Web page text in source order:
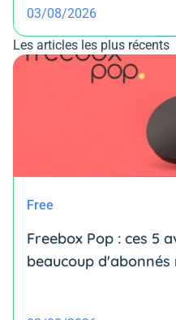
03/08/2026
Les articles les plus récents
Free
Freebox Pop : ces 5
beaucoup